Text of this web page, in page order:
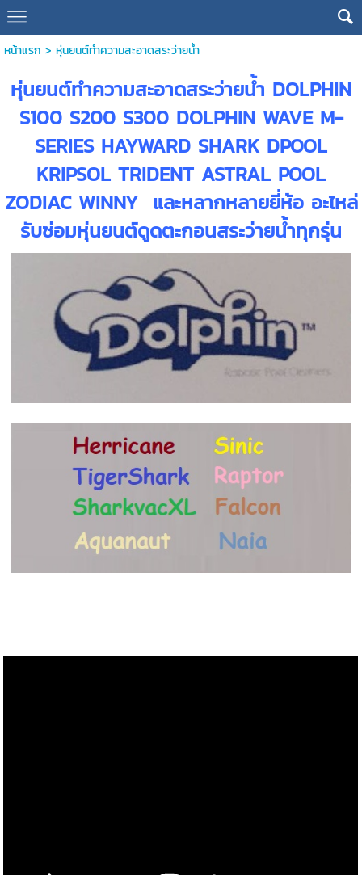
หน้าแรก > หุ่นยนต์ทำความสะอาดสระว่ายน้ำ
หุ่นยนต์ทำความสะอาดสระว่ายน้ำ DOLPHIN
S100 S200 S300 DOLPHIN WAVE M-
SERIES HAYWARD SHARK DPOOL
KRIPSOL TRIDENT ASTRAL POOL
ZODIAC WINNY และหลากหลายยี่ห้อ อะไหล่
รับซ่อมหุ่นยนต์ดูดตะกอนสระว่ายน้ำทุกรุ่น